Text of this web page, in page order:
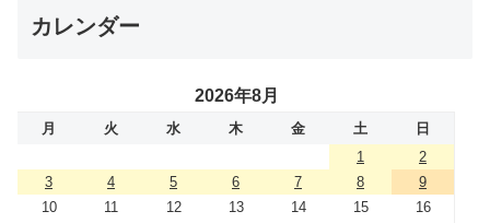
カレンダー
2026年8月
月 火 水 木 金 土
日
1
2
3
4 5 6 7 8
9
10
11 12 13 14 15
16